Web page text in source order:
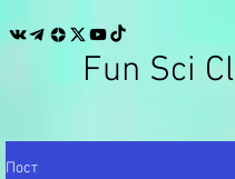
Fun Sci
Пост